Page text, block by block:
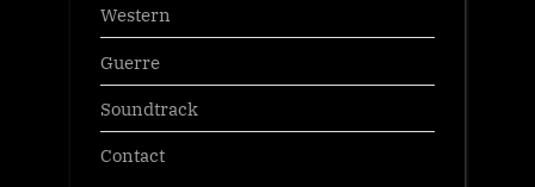
Western
Guerre
Soundtrack
Contact